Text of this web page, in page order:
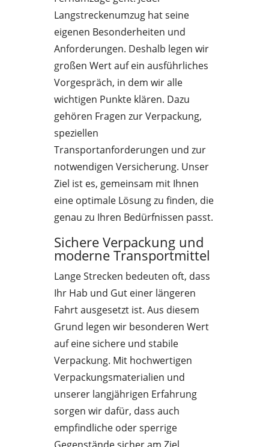
Langstreckenumzug hat seine
eigenen Besonderheiten und
Anforderungen. Deshalb legen wir
großen Wert auf ein ausführliches
Vorgespräch, in dem wir alle
wichtigen Punkte klären. Dazu
gehören Fragen zur Verpackung,
speziellen
Transportanforderungen und zur
notwendigen Versicherung. Unser
Ziel ist es, gemeinsam mit Ihnen
eine optimale Lösung zu finden, die
genau zu Ihren Bedürfnissen passt.
Sichere Verpackung und
moderne Transportmittel
Lange Strecken bedeuten oft, dass
Ihr Hab und Gut einer längeren
Fahrt ausgesetzt ist. Aus diesem
Grund legen wir besonderen Wert
auf eine sichere und stabile
Verpackung. Mit hochwertigen
Verpackungsmaterialien und
unserer langjährigen Erfahrung
sorgen wir dafür, dass auch
empfindliche oder sperrige